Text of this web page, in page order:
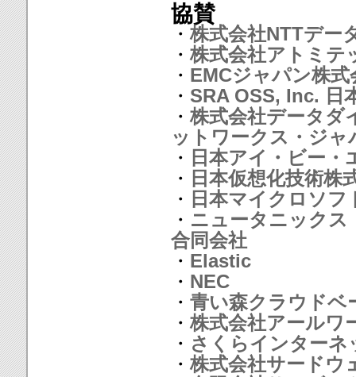
協賛
・ 株式会社NTTデー
・ 株式会社アトミテ
・ EMCジャパン株式
・ SRA OSS, Inc. 日
・ 株式会社データダ
ットワークス・ジャ
・ 日本アイ・ビー・
・ 日本仮想化技術株
・ 日本マイクロソフ
・ ニュータニックス
合同会社
・ Elastic
・ NEC
・ 青い森クラウドベ
・ 株式会社アールワ
・ さくらインターネ
・ 株式会社サードウ